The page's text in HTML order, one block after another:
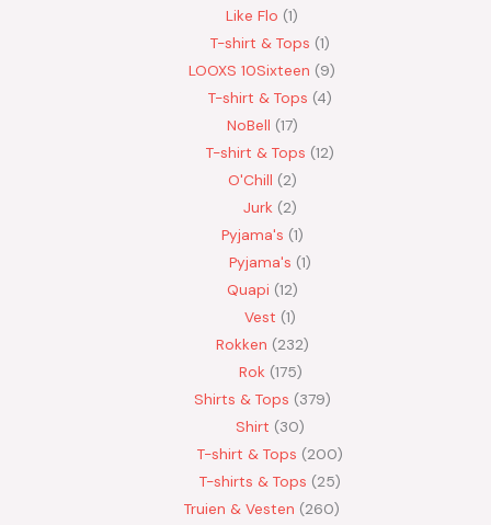
Like Flo 1
T-shirt & Tops 1
LOOXS 10Sixteen
9
T-shirt & Tops 4
NoBell 17
T-shirt & Tops 12
O'Chill 2
Jurk 2
Pyjama's 1
Pyjama's 1
Quapi 12
Vest 1
Rokken 232
Rok 175
Shirts & Tops 379
Shirt
30
T-shirt & Tops
200
T-shirts & Tops
25
Truien & Vesten
260